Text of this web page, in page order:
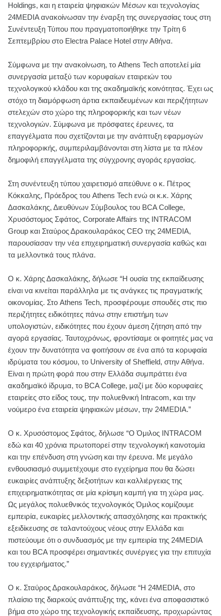
Holdings, και η εταιρεία ψηφιακών Μέσων και τεχνολογίας
24MEDIA ανακοίνωσαν την έναρξη της συνεργασίας τους στη
Συνέντευξη Τύπου που πραγματοποιήθηκε την Τρίτη 6
Σεπτεμβρίου στο Electra Palace Hotel στην Αθήνα.
Σύμφωνα με την ανακοίνωση, το Athens Tech αποτελεί μία
συνεργασία μεταξύ των κορυφαίων εταιρειών του
τεχνολογικού κλάδου και της ακαδημαϊκής κοινότητας. Έχει ως
στόχο τη διαμόρφωση άρτια εκπαιδευμένων και περιζήτητων
στελεχών στο χώρο της πληροφορικής και των νέων
τεχνολογιών. Σύμφωνα με πρόσφατες έρευνες, τα
επαγγέλματα που σχετίζονται με την ανάπτυξη εφαρμογών
πληροφορικής, συμπεριλαμβάνονται στη λίστα με τα πλέον
δημοφιλή επαγγέλματα της σύγχρονης αγοράς εργασίας.
Στη συνέντευξη τύπου χαιρετισμό απεύθυνε ο κ. Πέτρος
Κόκκαλης, Πρόεδρος του Athens Tech ενώ οι κ.κ. Χάρης
Δασκαλάκης, Διευθύνων Σύμβουλος του BCA College,
Χρυσόστομος Σφάτος, Corporate Affairs της INTRACOM
Group και Σταύρος Δρακουλαράκος CEO της 24MEDIA,
παρουσίασαν την νέα επιχειρηματική συνεργασία καθώς και
τα μελλοντικά τους πλάνα.
Ο κ. Χάρης Δασκαλάκης, δήλωσε “Η ουσία της εκπαίδευσης
είναι να κινείται παράλληλα με τις ανάγκες τις πραγματικής
οικονομίας. Στο Athens Tech, προσφέρουμε σπουδές στις πιο
περιζήτητες ειδικότητες πάνω στην επιστήμη των
υπολογιστών, ειδικότητες που έχουν άμεση ζήτηση από την
αγορά εργασίας. Ταυτοχρόνως, φροντίσαμε οι φοιτητές μας να
έχουν την δυνατότητα να φοιτήσουν σε ένα από τα κορυφαία
ιδρύματα του κόσμου, το University of Sheffield, στην Αθήνα.
Είναι η πρώτη φορά που στην Ελλάδα συμπράττει ένα
ακαδημαϊκό ίδρυμα, το BCA College, μαζί με δύο κορυφαίες
εταιρείες στο είδος τους, την πολυεθνική Intracom, και την
νούμερο ένα εταιρεία ψηφιακών μέσων, την 24MEDIA.”
Ο κ. Χρυσόστομος Σφάτος, δήλωσε “Ο Όμιλος INTRACOM
εδώ και 40 χρόνια πρωτοπορεί στην τεχνολογική καινοτομία
και την επένδυση στη γνώση και την έρευνα. Με μεγάλο
ενθουσιασμό συμμετέχουμε στο εγχείρημα που θα δώσει
ευκαιρίες ανάπτυξης δεξιοτήτων και καλλιέργειας της
επιχειρηματικότητας σε μία κρίσιμη καμπή για τη χώρα μας.
Ως μεγάλος πολυεθνικός τεχνολογικός Όμιλος κομίζουμε
εμπειρία, ευκαιρίες μελλοντικής απασχόλησης και πρακτικής
εξειδίκευσης σε ταλαντούχους νέους στην Ελλάδα και
πιστεύουμε ότι ο συνδυασμός με την εμπειρία της 24MEDIA
και του BCA προσφέρει σημαντικές συνέργιες για την επιτυχία
του εγχειρήματος.”
Ο κ. Σταύρος Δρακουλαράκος, δήλωσε “Η 24MEDIA, στο
πλαίσιο της διαρκούς ανάπτυξης της, κάνει ένα αποφασιστικό
βήμα στο χώρο της τεχνολογικής εκπαίδευσης, προχωρώντας